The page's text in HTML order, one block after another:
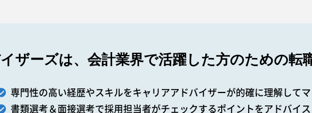
ザーズは、会計業界で活躍した方のための転
専門性の高い経歴やスキルをキャリアアドバイザーが的確に理解して
書類選考＆面接選考で採用担当者がチェックするポイントをアドバイス